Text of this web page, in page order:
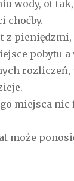
wody, ot
choćby.
z
pobytu
rozliczeń,
miejsca
może